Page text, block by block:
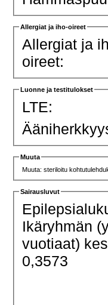
Allergiat ja iho-oireet
Allergiat ja
oireet:
Luonne ja testitulokset
LTE:
Muuta
Muuta: steriloitu
Sairausluvut
Ikäryhmän
vuotiaat)
0,3573